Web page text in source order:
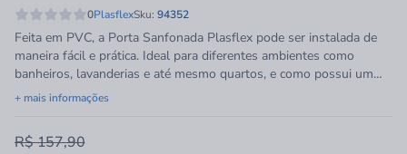
0PlasflexSku: 94352
Feita em PVC, a Porta Sanfonada Plasflex pode ser instalada de
maneira fácil e prática. Ideal para diferentes ambientes como
banheiros, lavanderias e até mesmo quartos, e como possui um
trinco, permite mais privacidade a você. Porém, não é recomendada
que seja usada como porta de entrada ou em ambientes externos,
produto totalmente econômico e muito prático. Resistente a
+ mais informações
R$ 157,90